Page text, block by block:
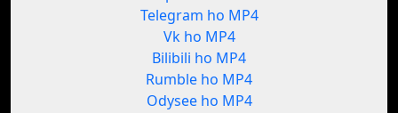
Telegram ho MP4
Vk ho MP4
Bilibili ho MP4
Rumble ho MP4
Odysee ho MP4